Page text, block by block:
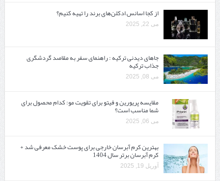
از کجا اسانس ادکلن‌های برند را تهیه کنیم؟
می 22, 2025
جاهای دیدنی ترکیه : راهنمای سفر به مقاصد گردشگری
جذاب ترکیه
می 08, 2025
مقایسه پریورین و فیتو برای تقویت مو: کدام محصول برای
شما مناسب است؟
می 06, 2025
بهترین کرم آبرسان خارجی برای پوست خشک معرفی شد +
کرم آبرسان برتر سال 1404
آوریل 19, 2025